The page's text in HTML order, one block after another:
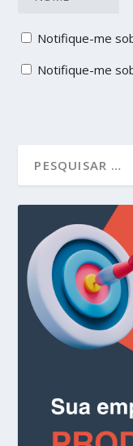
Notifique-me
Notifique-me